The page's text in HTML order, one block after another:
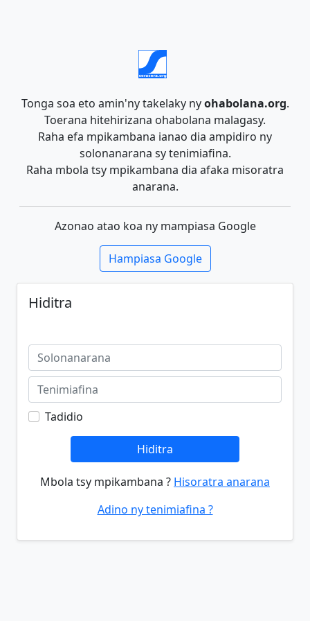
Tonga soa eto amin'ny takelaky nyohabolana.org.
Toerana hitehirizana ohabolana malagasy.
Raha efa mpikambana ianao dia ampidiro ny
solonanarana sy tenimiafina.
Raha mbola tsy mpikambana dia afaka misoratra
anarana.
Azonao atao koa ny mampiasa Google
Hampiasa Google
Hiditra
Tadidio
Hiditra
Mbola tsy mpikambana ? Hisoratra anarana
Adino ny tenimiafina ?